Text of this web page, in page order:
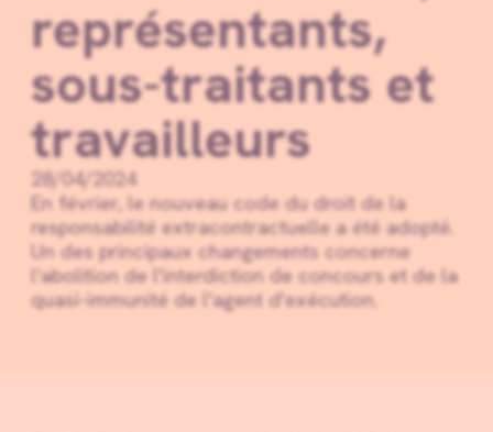
représentants,
sous-traitants et
travailleurs
28/04/2024
En février, le nouveau code du droit de la
responsabilité extracontractuelle a été adopté.
Un des principaux changements concerne
l'abolition de l'interdiction de concours et de la
quasi-immunité de l'agent d'exécution.